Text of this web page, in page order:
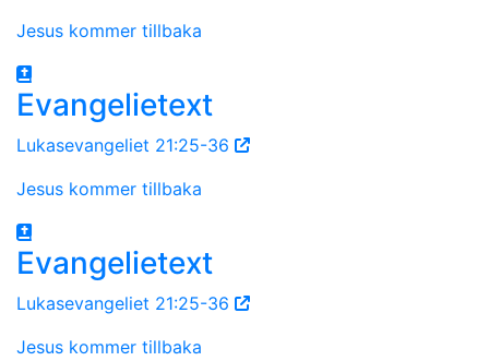
Jesus kommer tillbaka
Evangelietext
Lukasevangeliet 21:25-36
Jesus kommer tillbaka
Evangelietext
Lukasevangeliet 21:25-36
Jesus kommer tillbaka